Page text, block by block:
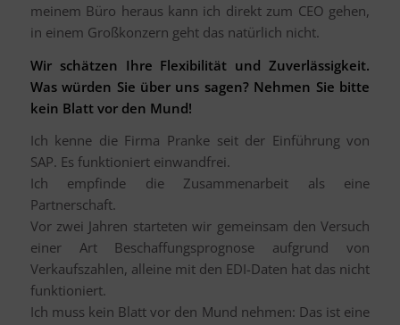
meinem Büro heraus kann ich direkt zum CEO gehen,
in einem Großkonzern geht das natürlich nicht.
Wir schätzen Ihre Flexibilität und Zuverlässigkeit.
Was würden Sie über uns sagen? Nehmen Sie bitte
kein Blatt vor den Mund!
Ich kenne die Firma Pranke seit der Einführung von
SAP. Es funktioniert einwandfrei.
Ich empfinde die Zusammenarbeit als eine
Partnerschaft.
Vor zwei Jahren starteten wir gemeinsam den Versuch
einer Art Beschaffungsprognose aufgrund von
Verkaufszahlen, alleine mit den EDI-Daten hat das nicht
funktioniert.
Ich muss kein Blatt vor den Mund nehmen: Das ist eine